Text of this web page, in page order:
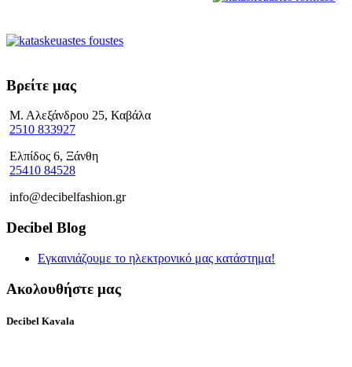
Βρείτε μας
Μ. Αλεξάνδρου 25, Καβάλα
2510 833927
Ελπίδος 6, Ξάνθη
25410 84528
info@decibelfashion.gr
Decibel Blog
Εγκαινιάζουμε το ηλεκτρονικό μας κατάστημα!
Ακολουθήστε μας
Decibel Kavala